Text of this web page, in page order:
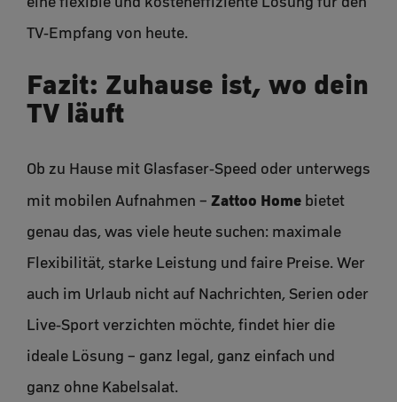
TV-Empfang von heute.
Fazit: Zuhause ist, wo dein
TV läuft
Ob zu Hause mit Glasfaser-Speed oder unterwegs
mit mobilen Aufnahmen – Zattoo Home bietet
genau das, was viele heute suchen: maximale
Flexibilität, starke Leistung und faire Preise. Wer
auch im Urlaub nicht auf Nachrichten, Serien oder
Live-Sport verzichten möchte, findet hier die
ideale Lösung – ganz legal, ganz einfach und
ganz ohne Kabelsalat.